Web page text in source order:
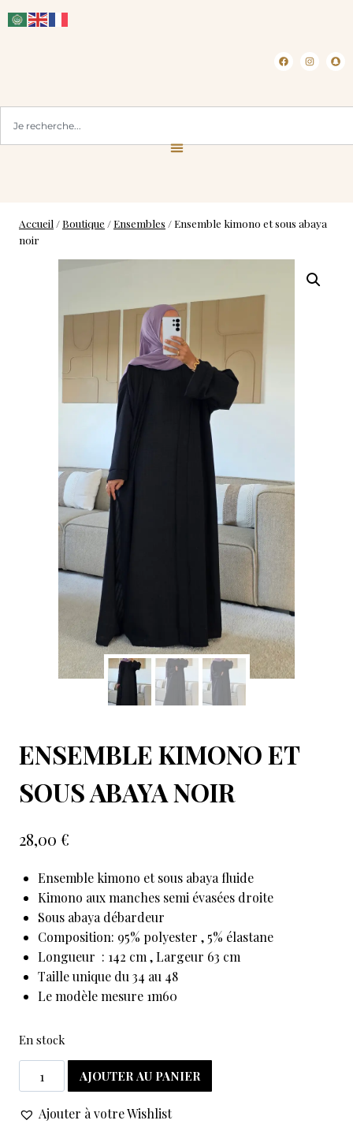
Accueil /Boutique /Ensembles /Ensemble kimono et sous abaya
noir
ENSEMBLE KIMONO ET
SOUS ABAYA NOIR
28,00 €
Ensemble kimono et sous abaya fluide
Kimono aux manches semi évasées droite
Sous abaya débardeur
Composition: 95% polyester , 5% élastane
Longueur : 142 cm , Largeur 63 cm
Taille unique du 34 au 48
Le modèle mesure 1m60
En stock
AJOUTER AU PANIER
Ajouter à votre Wishlist